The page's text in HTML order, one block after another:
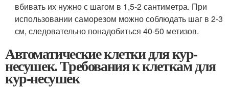
вбивать их нужно с шагом в 1,5-2 сантиметра. При
использовании саморезом можно соблюдать шаг в 2-3
см, следовательно понадобиться 40-50 метизов.
Автоматические клетки для кур-
несушек. Требования к клеткам для
кур-несушек